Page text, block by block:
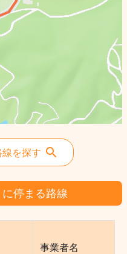
を探す
に停まる路線
事業者名